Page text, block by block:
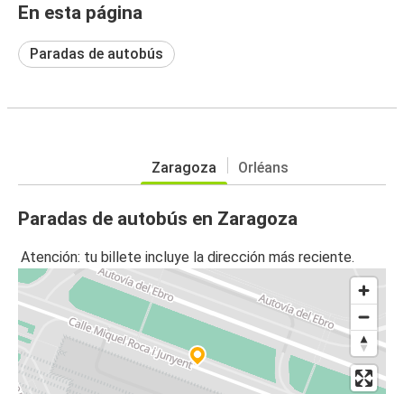
En esta página
Paradas de autobús
Zaragoza Orléans
Paradas de autobús en Zaragoza
Atención: tu billete incluye la dirección más reciente.